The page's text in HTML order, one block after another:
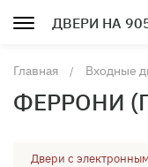
ДВЕРИ НА
Главная Входные
ФЕРРОНИ
Двери с